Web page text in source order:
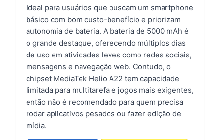
Ideal para usuários que buscam um smartphone
básico com bom custo-benefício e priorizam
autonomia de bateria. A bateria de 5000 mAh é
o grande destaque, oferecendo múltiplos dias
de uso em atividades leves como redes sociais,
mensagens e navegação web. Contudo, o
chipset MediaTek Helio A22 tem capacidade
limitada para multitarefa e jogos mais exigentes,
então não é recomendado para quem precisa
rodar aplicativos pesados ou fazer edição de
mídia.